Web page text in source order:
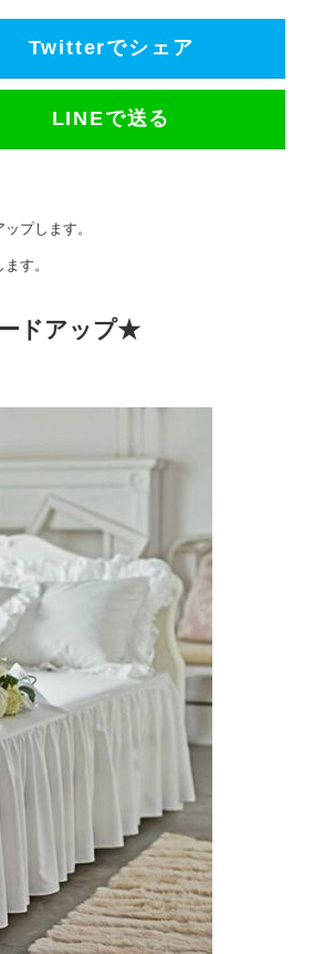
Twitterでシェア
LINEで送る
プします。
す。
ドアップ★